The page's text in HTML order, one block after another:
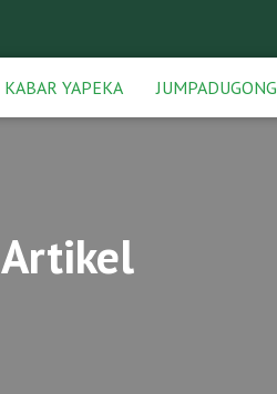
KABAR YAPEKA JUMPADUGONG
Artikel